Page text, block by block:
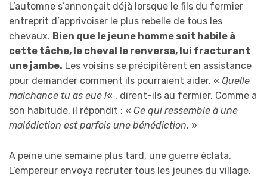
L’automne s’annonçait déjà lorsque le fils du fermier
entreprit d’apprivoiser le plus rebelle de tous les
chevaux. Bien que le jeune homme soit habile à
cette tâche, le cheval le renversa, lui fracturant
une jambe. Les voisins se précipitèrent en assistance
pour demander comment ils pourraient aider. « Quelle
malchance tu as eue !« , dirent-ils au fermier. Comme a
son habitude, il répondit : « Ce qui ressemble à une
malédiction est parfois une bénédiction. »
A peine une semaine plus tard, une guerre éclata.
L’empereur envoya recruter tous les jeunes du village.